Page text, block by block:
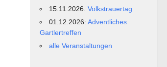
15.11.2026:Volkstrauertag
01.12.2026:Adventliches
Gartlertreffen
alle Veranstaltungen